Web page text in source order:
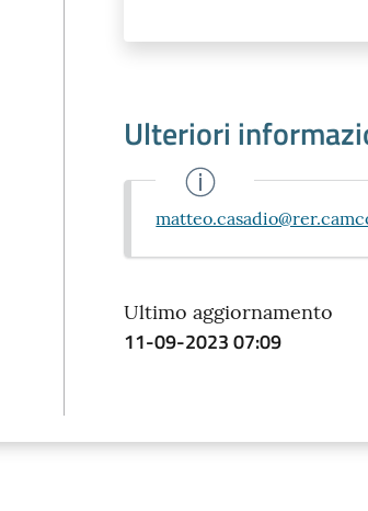
Ulteriori
Ultimo aggiornamento
11-09-2023 07:09